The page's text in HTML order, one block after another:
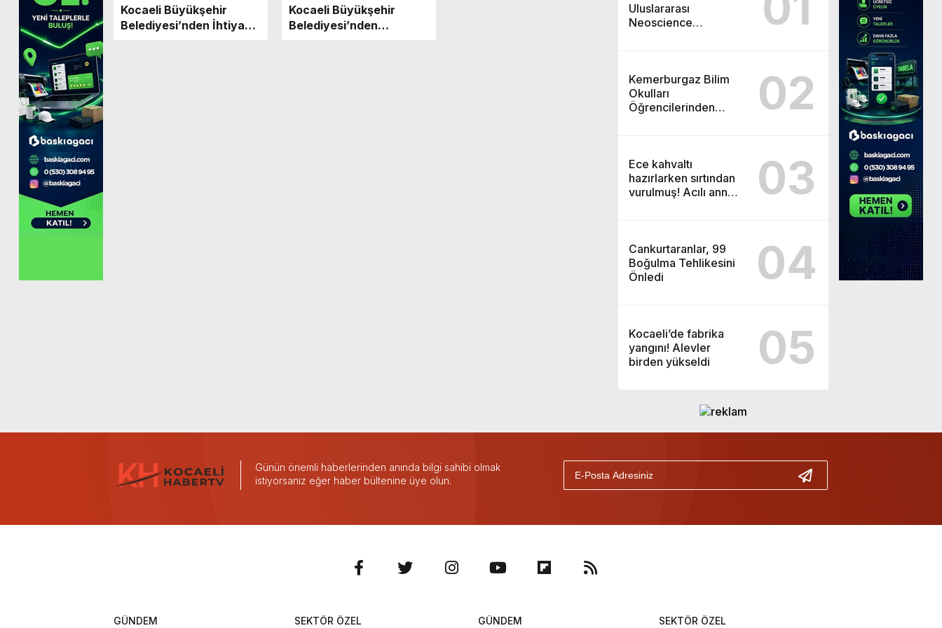
Kocaeli Büyükşehir
Belediyesi’nden İhtiyaç
Kocaeli Büyükşehir
Belediyesi’nden
Uluslararası
Neoscience
Kemerburgaz Bilim
Okulları
Öğrencilerinden
02
Ece kahvaltı
hazırlarken sırtından
vurulmuş! Acılı anne:
03
Cankurtaranlar, 99
Boğulma Tehlikesini
Önledi
04
Kocaeli’de fabrika
yangını! Alevler
birden yükseldi
05
Günün önemli haberlerinden anında bilgi sahibi olmak
istiyorsanız eğer haber bültenine üye olun.
GÜNDEM SEKTÖR ÖZEL GÜNDEM SEKTÖR ÖZEL